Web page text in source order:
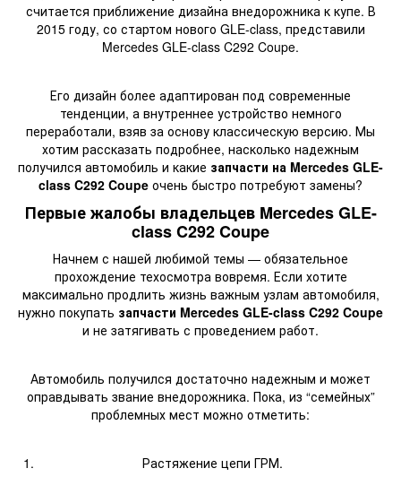
считается приближение дизайна внедорожника к купе. В
2015 году, со стартом нового GLE-class, представили
Mercedes GLE-class C292 Coupe.
Его дизайн более адаптирован под современные
тенденции, а внутреннее устройство немного
переработали, взяв за основу классическую версию. Мы
хотим рассказать подробнее, насколько надежным
получился автомобиль и какие запчасти на Mercedes GLE-
class C292 Coupe очень быстро потребуют замены?
Первые жалобы владельцев Mercedes GLE-
class C292 Coupe
Начнем с нашей любимой темы — обязательное
прохождение техосмотра вовремя. Если хотите
максимально продлить жизнь важным узлам автомобиля,
нужно покупать запчасти Mercedes GLE-class C292 Coupe
и не затягивать с проведением работ.
Автомобиль получился достаточно надежным и может
оправдывать звание внедорожника. Пока, из “семейных”
проблемных мест можно отметить:
Растяжение цепи ГРМ.